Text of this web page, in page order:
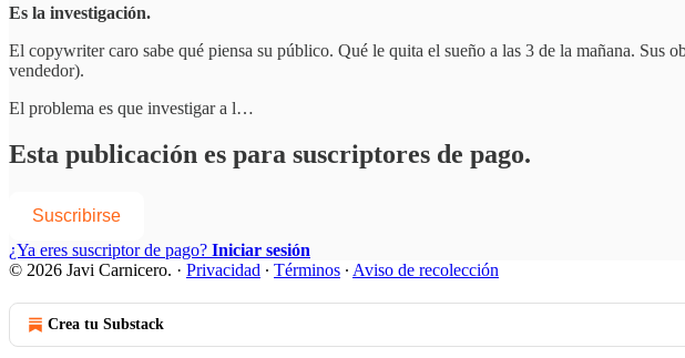
Es la investigación.
El copywriter caro sabe qué piensa su público. Qué le quita el sueño a las 3 de la mañana. Sus
vendedor).
El problema es que investigar a l…
Esta publicación es para suscriptores de pago.
Suscribirse
¿Ya eres suscriptor de pago? Iniciar sesión
© 2026 Javi Carnicero. · Privacidad ∙ Términos ∙ Aviso de recolección
Crea tu Substack